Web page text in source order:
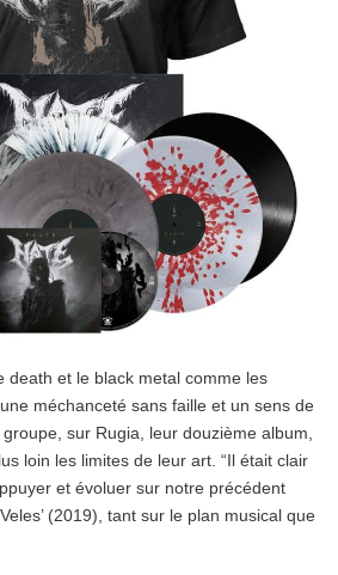
death et le black metal comme les
méchanceté sans faille et un sens de
sur Rugia, leur douzième album,
loin les limites de leur art. “Il était clair
et évoluer sur notre précédent
(2019), tant sur le plan musical que